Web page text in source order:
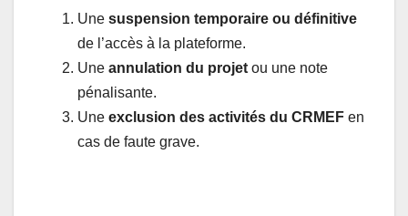
Une suspension temporaire ou définitive
de l’accès à la plateforme.
Une annulation du projet ou une note
pénalisante.
Une exclusion des activités du CRMEF en
cas de faute grave.